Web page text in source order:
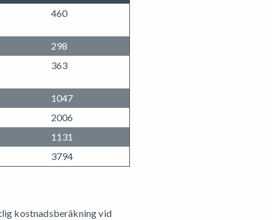
460
298
363
1047
2006
1131
3794
kostnadsberäkning vid